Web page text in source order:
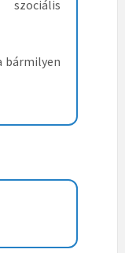
bármilyen